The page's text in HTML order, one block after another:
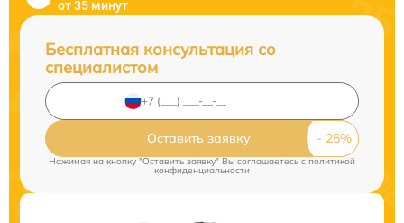
от 35 минут
Бесплатная консультация со
специалистом
Оставить заявку
Нажимая на кнопку "Оставить заявку" Вы соглашаетесь cполитикой
конфиденциальности